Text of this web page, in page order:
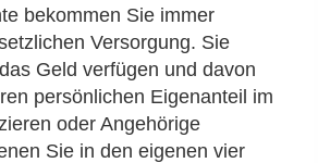
bekommen Sie immer
Versorgung. Sie
Geld verfügen und davon
persönlichen Eigenanteil im
oder Angehörige
Sie in den eigenen vier